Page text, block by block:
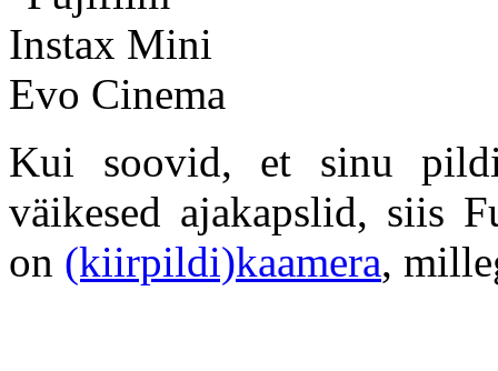
Kui soovid, et sinu
väikesed ajakapslid, siis
on (kiirpildi)kaamera,